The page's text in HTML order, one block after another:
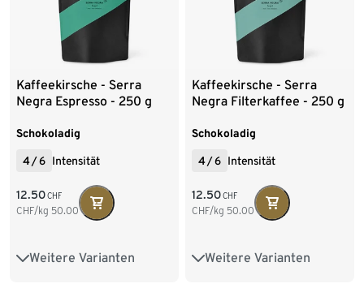
Kaffeekirsche - Serra
Negra Espresso - 250 g
Schokoladig
4/6 Intensität
12.50CHF
CHF/kg 50.00
Weitere Varianten
250 g Ganze Bohne
Kaffeekirsche - Serra
Negra Filterkaffee - 250 g
Schokoladig
4/6 Intensität
12.50CHF
CHF/kg 50.00
Weitere Varianten
250 g Ganze Bohne